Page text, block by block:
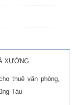
XƯỞNG
thuê văn phòng,
Tàu